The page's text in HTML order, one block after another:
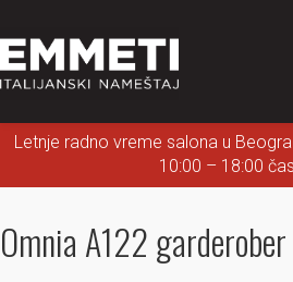
Letnje radno vreme salona u
10:00 – 18:00
Omnia A122 garderober